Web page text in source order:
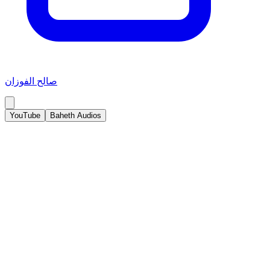
صالح الفوزان
YouTube Baheth Audios